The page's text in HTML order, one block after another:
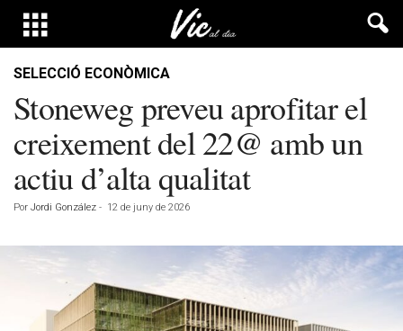
SELECCIÓ ECONÒMICA
Stoneweg preveu aprofitar el
creixement del 22@ amb un
actiu d’alta qualitat
Por Jordi González - 12 de juny de 2026